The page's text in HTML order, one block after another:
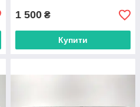
1 500 ₴
Купити